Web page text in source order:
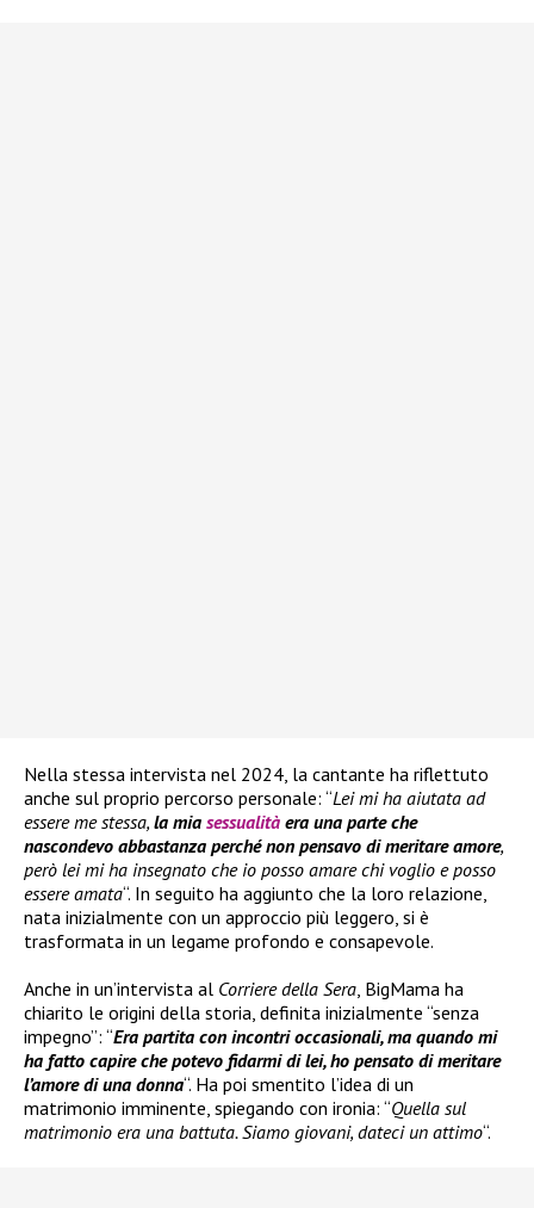
Nella stessa intervista nel 2024, la cantante ha riflettuto
anche sul proprio percorso personale: “Lei mi ha aiutata ad
essere me stessa, la mia sessualità era una parte che
nascondevo abbastanza perché non pensavo di meritare amore,
però lei mi ha insegnato che io posso amare chi voglio e posso
essere amata“. In seguito ha aggiunto che la loro relazione,
nata inizialmente con un approccio più leggero, si è
trasformata in un legame profondo e consapevole.
Anche in un’intervista al Corriere della Sera , BigMama ha
chiarito le origini della storia, definita inizialmente “senza
impegno”: “Era partita con incontri occasionali, ma quando mi
ha fatto capire che potevo fidarmi di lei, ho pensato di meritare
l’amore di una donna“. Ha poi smentito l’idea di un
matrimonio imminente, spiegando con ironia: “Quella sul
matrimonio era una battuta. Siamo giovani, dateci un attimo“.